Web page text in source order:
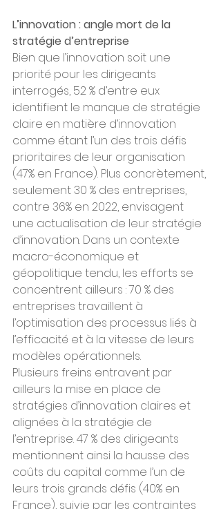
L’innovation : angle mort de la
stratégie d’entreprise
Bien que l’innovation soit une
priorité pour les dirigeants
interrogés, 52 % d’entre eux
identifient le manque de stratégie
claire en matière d’innovation
comme étant l’un des trois défis
prioritaires de leur organisation
(47% en France). Plus concrètement,
seulement 30 % des entreprises,
contre 36% en 2022, envisagent
une actualisation de leur stratégie
d’innovation. Dans un contexte
macro-économique et
géopolitique tendu, les efforts se
concentrent ailleurs : 70 % des
entreprises travaillent à
l’optimisation des processus liés à
l’efficacité et à la vitesse de leurs
modèles opérationnels.
Plusieurs freins entravent par
ailleurs la mise en place de
stratégies d’innovation claires et
alignées à la stratégie de
l’entreprise. 47 % des dirigeants
mentionnent ainsi la hausse des
coûts du capital comme l’un de
leurs trois grands défis (40% en
France), suivie par les contraintes